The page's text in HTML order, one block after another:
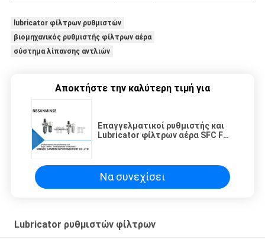
lubricator φίλτρων ρυθμιστών
βιομηχανικός ρυθμιστής φίλτρων αέρα
σύστημα λίπανσης αντλιών
Αποκτήστε την καλύτερη τιμή για
Επαγγελματικοί ρυθμιστής και
Lubricator φίλτρων αέρα SFC FRL
Να συνεχίσει
Lubricator ρυθμιστών φίλτρων